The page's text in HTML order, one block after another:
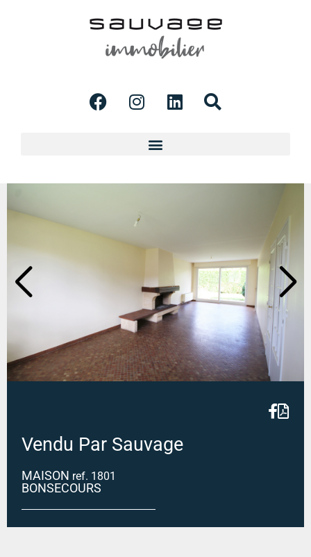
Vendu Par Sauvage
MAISON ref. 1801
BONSECOURS